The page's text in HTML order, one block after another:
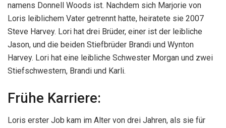
namens Donnell Woods ist. Nachdem sich Marjorie von
Loris leiblichem Vater getrennt hatte, heiratete sie 2007
Steve Harvey. Lori hat drei Brüder, einer ist der leibliche
Jason, und die beiden Stiefbrüder Brandi und Wynton
Harvey. Lori hat eine leibliche Schwester Morgan und zwei
Stiefschwestern, Brandi und Karli.
Frühe Karriere:
Loris erster Job kam im Alter von drei Jahren, als sie für